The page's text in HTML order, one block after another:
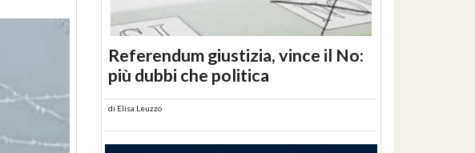
Referendum giustizia, vince il No:
più dubbi che politica
di Elisa Leuzzo